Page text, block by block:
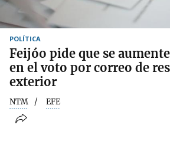
POLÍTICA
Feijóo pide que se
en el voto por correo de
exterior
NTM EFE